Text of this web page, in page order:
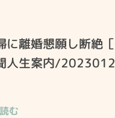
に離婚懇願し断絶
人生案内/
む